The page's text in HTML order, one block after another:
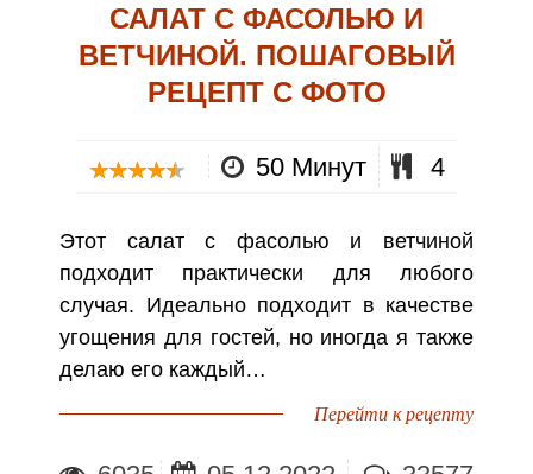
САЛАТ С ФАСОЛЬЮ И
ВЕТЧИНОЙ. ПОШАГОВЫЙ
РЕЦЕПТ С ФОТО
50 Минут 4
Этот салат с фасолью и ветчиной
подходит практически для любого
случая. Идеально подходит в качестве
угощения для гостей, но иногда я также
делаю его каждый…
Перейти к рецепту